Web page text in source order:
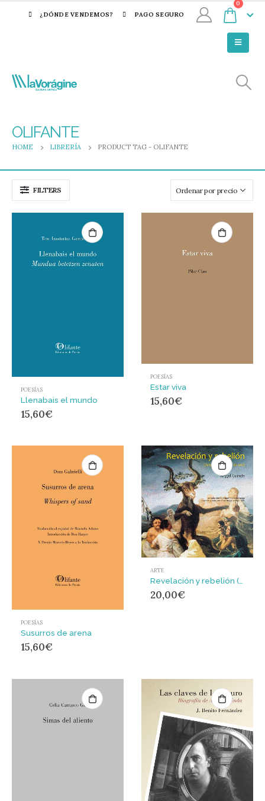
¿DÓNDE VENDEMOS? PAGO SEGURO
0
OLIFANTE
HOME LIBRERÍA PRODUCT TAG - OLIFANTE
FILTERS
POESÍAS
Llenabais el mundo
15,60€
POESÍAS
Estar viva
15,60€
POESÍAS
Susurros de arena
15,60€
ARTE
20,00€